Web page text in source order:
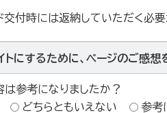
交付時には返納していただく必
トにするために、ページのご感想
は参考になりましたか？
どちらともいえない 参考